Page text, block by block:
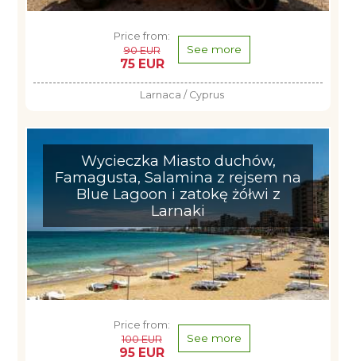
Price from:
90 EUR
75 EUR
See more
Larnaca / Cyprus
Wycieczka Miasto duchów,
Famagusta, Salamina z rejsem na
Blue Lagoon i zatokę żółwi z
Larnaki
Price from:
100 EUR
95 EUR
See more